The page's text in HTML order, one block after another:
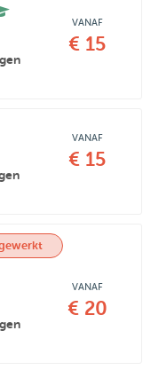
VANAF
€ 15
VANAF
€ 15
VANAF
€ 20